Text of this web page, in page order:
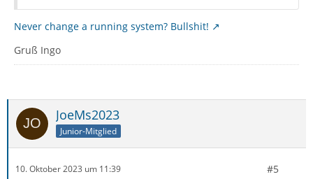
Never change a running system? Bullshit!
Gruß Ingo
JoeMs2023
Junior-Mitglied
10. Oktober 2023 um 11:39 #5